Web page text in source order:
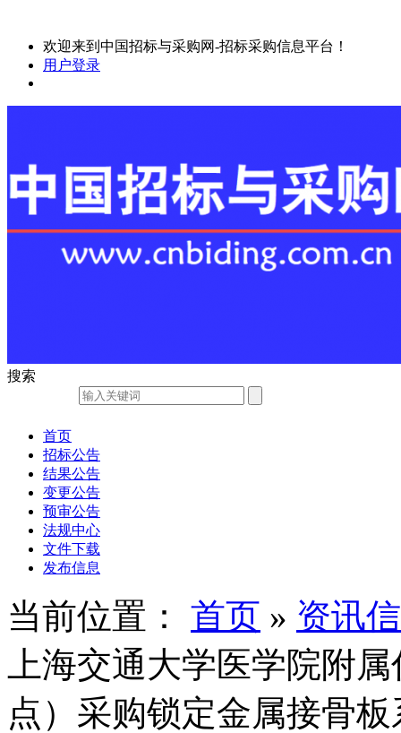
欢迎来到中国招标与采购网-招标采购信息平台！
用户登录
搜索
首页
招标公告
结果公告
变更公告
预审公告
法规中心
文件下载
发布信息
当前位置： 首页 » 资讯
上海交通大学医学院附
点）采购锁定金属接骨